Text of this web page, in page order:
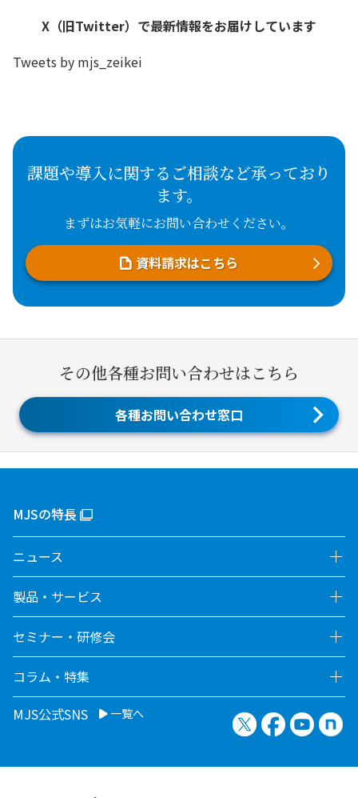
X（旧Twitter）で最新情報をお届けしています
Tweets by mjs_zeikei
課題や導入に関するご相談など承っており
ます。
まずはお気軽にお問い合わせください。
資料請求はこちら
その他各種お問い合わせはこちら
各種お問い合わせ窓口
MJSの特長
ニュース
製品・サービス
セミナー・研修会
コラム・特集
MJS公式SNS
一覧へ X（旧Twitter）
Facebook